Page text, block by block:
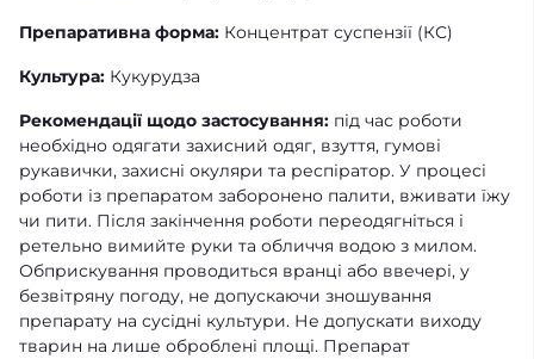
Препаративна форма: Концентрат суспензії (КС)
Культура: Кукурудза
Рекомендації щодо застосування: під час роботи
необхідно одягати захисний одяг, взуття, гумові
рукавички, захисні окуляри та респіратор. У процесі
роботи із препаратом заборонено палити, вживати їжу
чи пити. Після закінчення роботи переодягніться і
ретельно вимийте руки та обличчя водою з милом.
Обприскування проводиться вранці або ввечері, у
безвітряну погоду, не допускаючи зношування
препарату на сусідні культури. Не допускати виходу
тварин на лише оброблені площі. Препарат